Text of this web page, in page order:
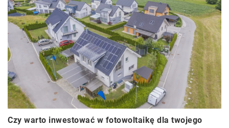
Czy warto inwestować w fotowoltaikę dla twojego